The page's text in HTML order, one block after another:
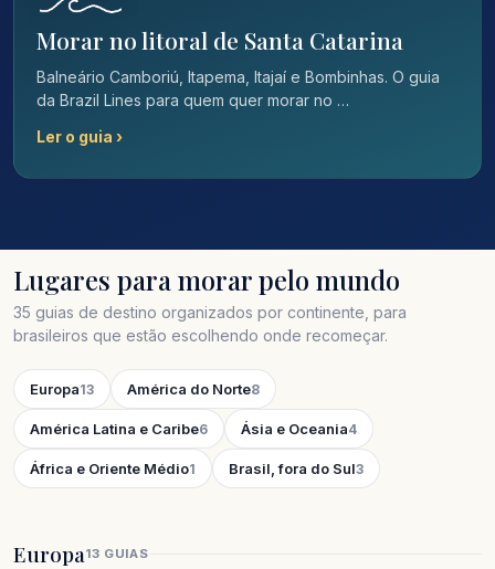
Morar no litoral de Santa Catarina
Balneário Camboriú, Itapema, Itajaí e Bombinhas. O guia
da Brazil Lines para quem quer morar no …
Ler o guia ›
Lugares para morar pelo mundo
35 guias de destino organizados por continente, para
brasileiros que estão escolhendo onde recomeçar.
Europa13 América do Norte8
América Latina e Caribe6 Ásia e Oceania4
África e Oriente Médio1 Brasil, fora do Sul3
Europa13 GUIAS